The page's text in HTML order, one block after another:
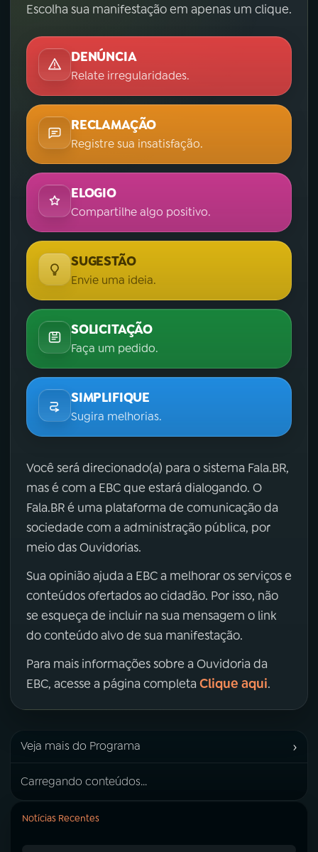
Escolha sua manifestação em apenas um clique.
DENÚNCIA
Relate irregularidades.
RECLAMAÇÃO
Registre sua insatisfação.
ELOGIO
Compartilhe algo positivo.
SUGESTÃO
Envie uma ideia.
SOLICITAÇÃO
Faça um pedido.
SIMPLIFIQUE
Sugira melhorias.
Você será direcionado(a) para o sistema Fala.BR,
mas é com a EBC que estará dialogando. O
Fala.BR é uma plataforma de comunicação da
sociedade com a administração pública, por
meio das Ouvidorias.
Sua opinião ajuda a EBC a melhorar os serviços e
conteúdos ofertados ao cidadão. Por isso, não
se esqueça de incluir na sua mensagem o link
do conteúdo alvo de sua manifestação.
Para mais informações sobre a Ouvidoria da
EBC, acesse a página completa Clique aqui.
Veja mais do Programa ›
Carregando conteúdos...
Notícias Recentes